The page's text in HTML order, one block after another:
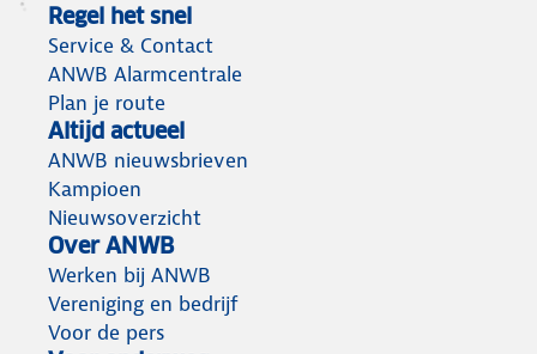
Regel het snel
Service & Contact
ANWB Alarmcentrale
Plan je route
Altijd actueel
ANWB nieuwsbrieven
Kampioen
Nieuwsoverzicht
Over ANWB
Werken bij ANWB
Vereniging en bedrijf
Voor de pers